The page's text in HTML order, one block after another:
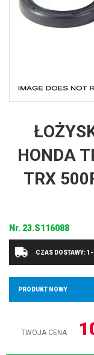
HONDA
TRX
Nr. 23.S116088
CZAS DOSTAWY:
PRODUKT NOWY
TWOJA CENA